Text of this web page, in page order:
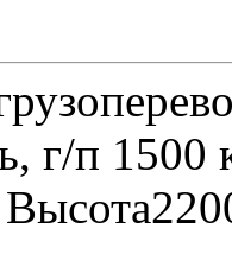
г/п 1500